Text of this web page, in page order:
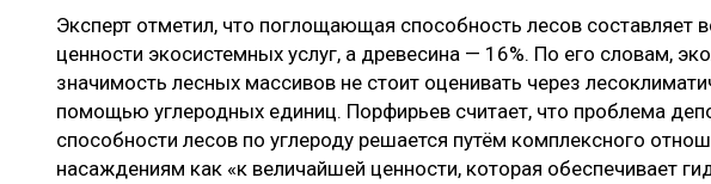
Эксперт отметил, что поглощающая способность лесов составляет
ценности экосистемных услуг, а древесина — 16%. По его словам,
значимость лесных массивов не стоит оценивать через
помощью углеродных единиц. Порфирьев считает, что проблема
способности лесов по углероду решается путём комплексного
насаждениям как «к величайшей ценности, которая обеспечивает